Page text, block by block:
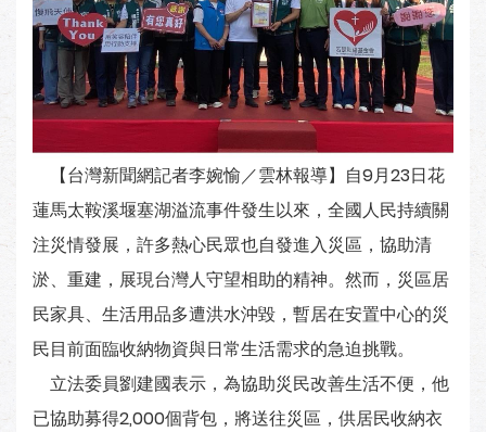
【台灣新聞網記者李婉愉／雲林報導】自9月23日花
蓮馬太鞍溪堰塞湖溢流事件發生以來，全國人民持續關
注災情發展，許多熱心民眾也自發進入災區，協助清
淤、重建，展現台灣人守望相助的精神。然而，災區居
民家具、生活用品多遭洪水沖毀，暫居在安置中心的災
民目前面臨收納物資與日常生活需求的急迫挑戰。
立法委員劉建國表示，為協助災民改善生活不便，他
已協助募得2,000個背包，將送往災區，供居民收納衣